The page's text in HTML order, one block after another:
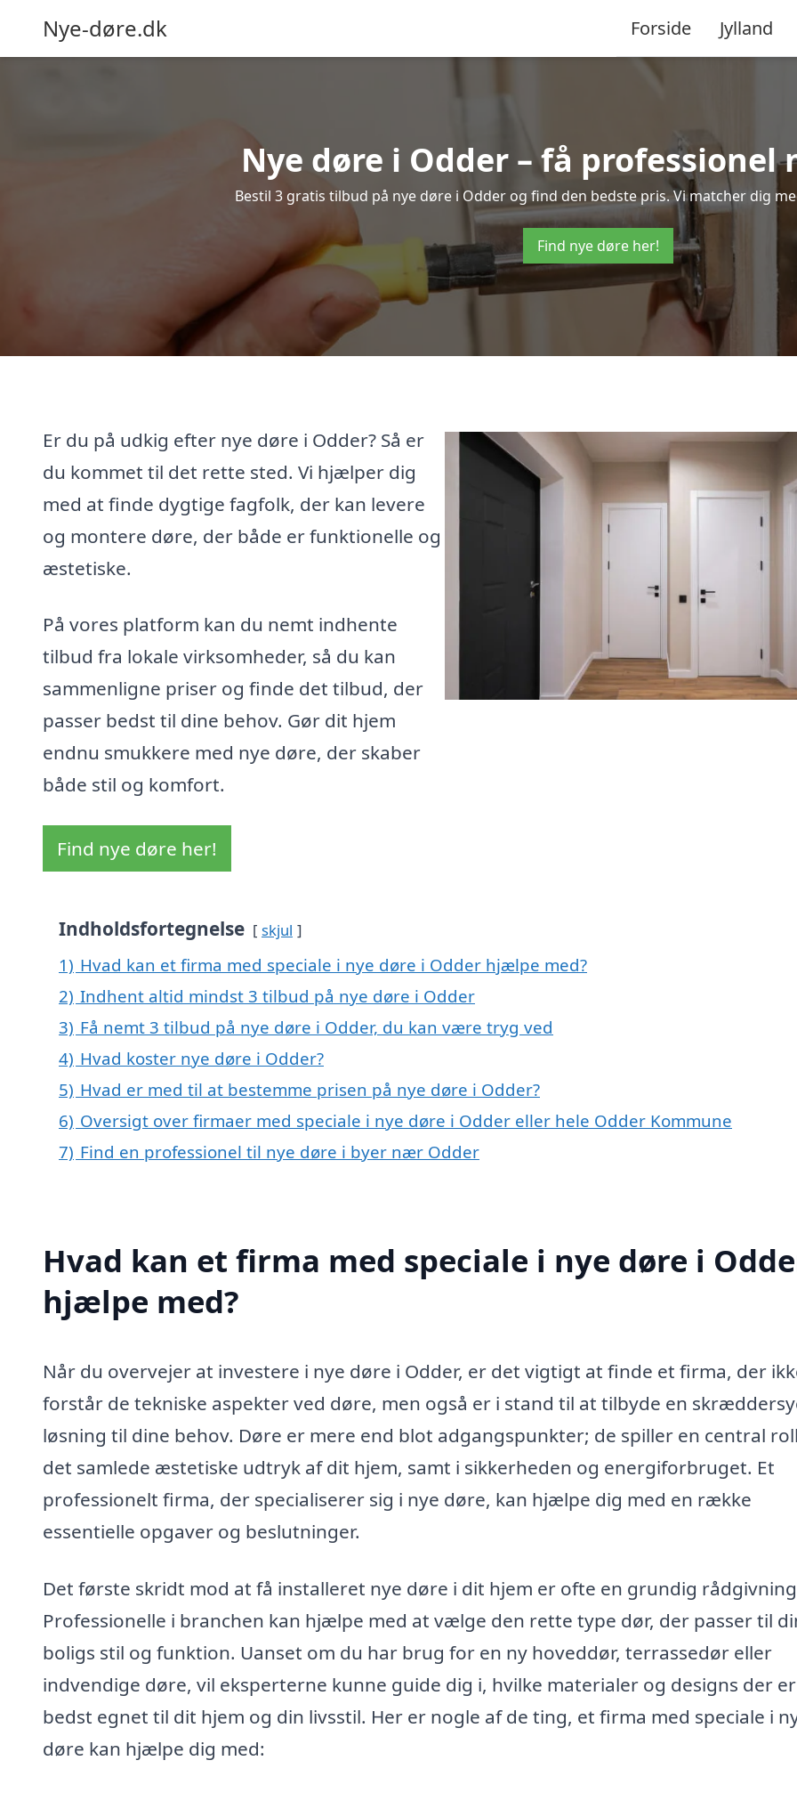
Nye-døre.dk Forside Jylland
Nye døre i Odder – få professionel
Bestil 3 gratis tilbud på nye døre i Odder og find den bedste pris. Vi matcher dig
Find nye døre her!
Er du på udkig efter nye døre i Odder? Så er
du kommet til det rette sted. Vi hjælper dig
med at finde dygtige fagfolk, der kan levere
og montere døre, der både er funktionelle og
æstetiske.
På vores platform kan du nemt indhente
tilbud fra lokale virksomheder, så du kan
sammenligne priser og finde det tilbud, der
passer bedst til dine behov. Gør dit hjem
endnu smukkere med nye døre, der skaber
både stil og komfort.
Find nye døre her!
Indholdsfortegnelse skjul
1) Hvad kan et firma med speciale i nye døre i Odder hjælpe med?
2) Indhent altid mindst 3 tilbud på nye døre i Odder
3) Få nemt 3 tilbud på nye døre i Odder, du kan være tryg ved
4) Hvad koster nye døre i Odder?
5) Hvad er med til at bestemme prisen på nye døre i Odder?
6) Oversigt over firmaer med speciale i nye døre i Odder eller hele Odder Kommune
7) Find en professionel til nye døre i byer nær Odder
Hvad kan et firma med speciale i nye døre i
hjælpe med?
Når du overvejer at investere i nye døre i Odder, er det vigtigt at finde et firma, der
forstår de tekniske aspekter ved døre, men også er i stand til at tilbyde en
løsning til dine behov. Døre er mere end blot adgangspunkter; de spiller en central
det samlede æstetiske udtryk af dit hjem, samt i sikkerheden og energiforbruget. Et
professionelt firma, der specialiserer sig i nye døre, kan hjælpe dig med en række
essentielle opgaver og beslutninger.
Det første skridt mod at få installeret nye døre i dit hjem er ofte en grundig
Professionelle i branchen kan hjælpe med at vælge den rette type dør, der passer til
boligs stil og funktion. Uanset om du har brug for en ny hoveddør, terrassedør eller
indvendige døre, vil eksperterne kunne guide dig i, hvilke materialer og designs der er
bedst egnet til dit hjem og din livsstil. Her er nogle af de ting, et firma med speciale i
døre kan hjælpe dig med: